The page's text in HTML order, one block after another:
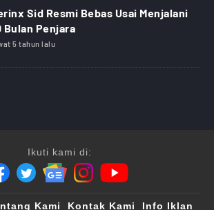
Sid Resmi Bebas Usai Menjalani
Bulan Penjara
5 tahun lalu
Ikuti kami di:
Kami Kontak Kami Info Iklan